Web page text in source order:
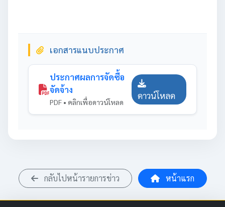
เอกสารแนบประกาศ
ประกาศผลการจัดซื้อ
จัดจ้าง
PDF • คลิกเพื่อดาวน์โหลด
ดาวน์โหลด
กลับไปหน้ารายการข่าว หน้าแรก